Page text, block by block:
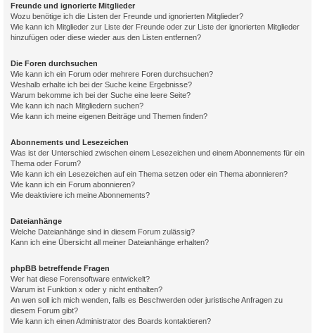
Freunde und ignorierte Mitglieder
Wozu benötige ich die Listen der Freunde und ignorierten Mitglieder?
Wie kann ich Mitglieder zur Liste der Freunde oder zur Liste der ignorierten Mitglieder
hinzufügen oder diese wieder aus den Listen entfernen?
Die Foren durchsuchen
Wie kann ich ein Forum oder mehrere Foren durchsuchen?
Weshalb erhalte ich bei der Suche keine Ergebnisse?
Warum bekomme ich bei der Suche eine leere Seite?
Wie kann ich nach Mitgliedern suchen?
Wie kann ich meine eigenen Beiträge und Themen finden?
Abonnements und Lesezeichen
Was ist der Unterschied zwischen einem Lesezeichen und einem Abonnements für ein
Thema oder Forum?
Wie kann ich ein Lesezeichen auf ein Thema setzen oder ein Thema abonnieren?
Wie kann ich ein Forum abonnieren?
Wie deaktiviere ich meine Abonnements?
Dateianhänge
Welche Dateianhänge sind in diesem Forum zulässig?
Kann ich eine Übersicht all meiner Dateianhänge erhalten?
phpBB betreffende Fragen
Wer hat diese Forensoftware entwickelt?
Warum ist Funktion x oder y nicht enthalten?
An wen soll ich mich wenden, falls es Beschwerden oder juristische Anfragen zu
diesem Forum gibt?
Wie kann ich einen Administrator des Boards kontaktieren?